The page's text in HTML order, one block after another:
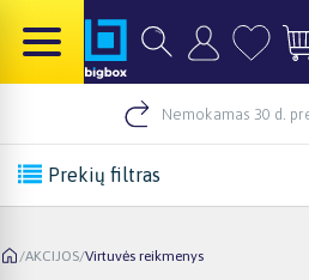
Nemokamas 30 d.
Prekių filtras
/AKCIJOS/Virtuvės reikmenys